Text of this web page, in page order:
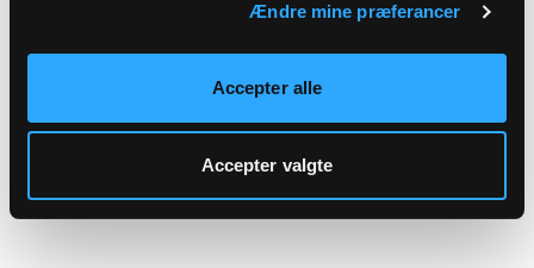
Ændre mine præferancer
Accepter alle
Accepter valgte